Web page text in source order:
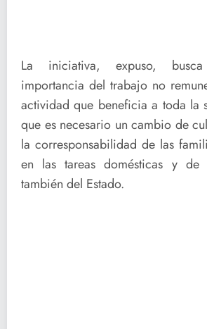
La iniciativa, expuso,
importancia del trabajo no
actividad que beneficia a toda la
que es necesario un cambio de
la corresponsabilidad de las
en las tareas domésticas y de
también del Estado.